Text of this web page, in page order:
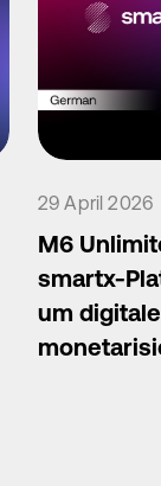
29 April 2026
M6
smartx-
um